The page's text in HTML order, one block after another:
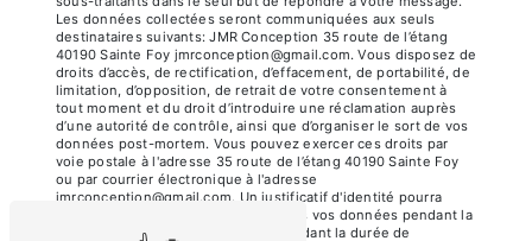
Les données collectées seront communiquées aux seuls
destinataires suivants: JMR Conception 35 route de l’étang
40190 Sainte Foy jmrconception@gmail.com. Vous disposez de
droits d’accès, de rectification, d’effacement, de portabilité, de
limitation, d’opposition, de retrait de votre consentement à
tout moment et du droit d’introduire une réclamation auprès
d’une autorité de contrôle, ainsi que d’organiser le sort de vos
données post-mortem. Vous pouvez exercer ces droits par
voie postale à l'adresse 35 route de l’étang 40190 Sainte Foy
ou par courrier électronique à l'adresse
jmrconception@gmail.com. Un justificatif d'identité pourra
vous être demandé. Nous conservons vos données pendant la
période de prise de contact puis pendant la durée de